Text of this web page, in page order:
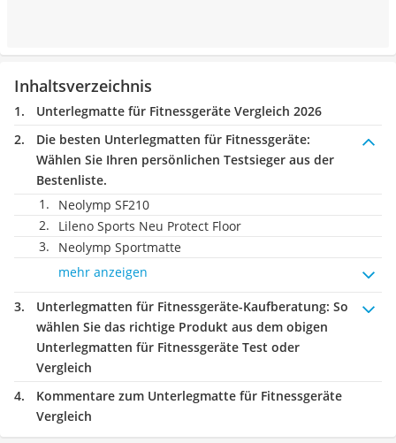
Inhaltsverzeichnis
Unterlegmatte für Fitnessgeräte Vergleich 2026
Die besten Unterlegmatten für Fitnessgeräte:
Wählen Sie Ihren persönlichen Testsieger aus der
Bestenliste.
Neolymp SF210
Lileno Sports Neu Protect Floor
Neolymp Sportmatte
mehr anzeigen
Unterlegmatten für Fitnessgeräte-Kaufberatung: So
wählen Sie das richtige Produkt aus dem obigen
Unterlegmatten für Fitnessgeräte Test oder
Vergleich
Kommentare zum Unterlegmatte für Fitnessgeräte
Vergleich